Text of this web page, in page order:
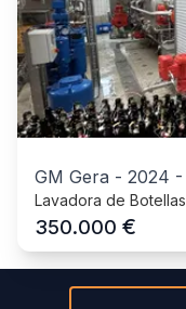
GM Gera - 2024 -
Lavadora de Botellas
350.000 €